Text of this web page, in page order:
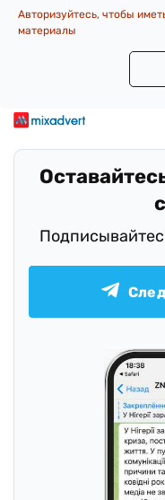
Авторизуйтесь, чтобы
материалы